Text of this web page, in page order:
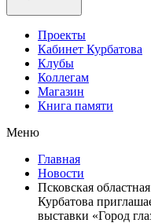
Проекты
Кабинет Курбатова
Клубы
Коллегам
Магазин
Книга памяти
Меню
Главная
Новости
Псковская
Курбатова
выставки «Город